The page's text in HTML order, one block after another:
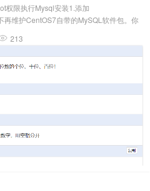
权限执行Mysql安装1.添加
再维护CentOS7自带的MySQL软件包。你
...
213